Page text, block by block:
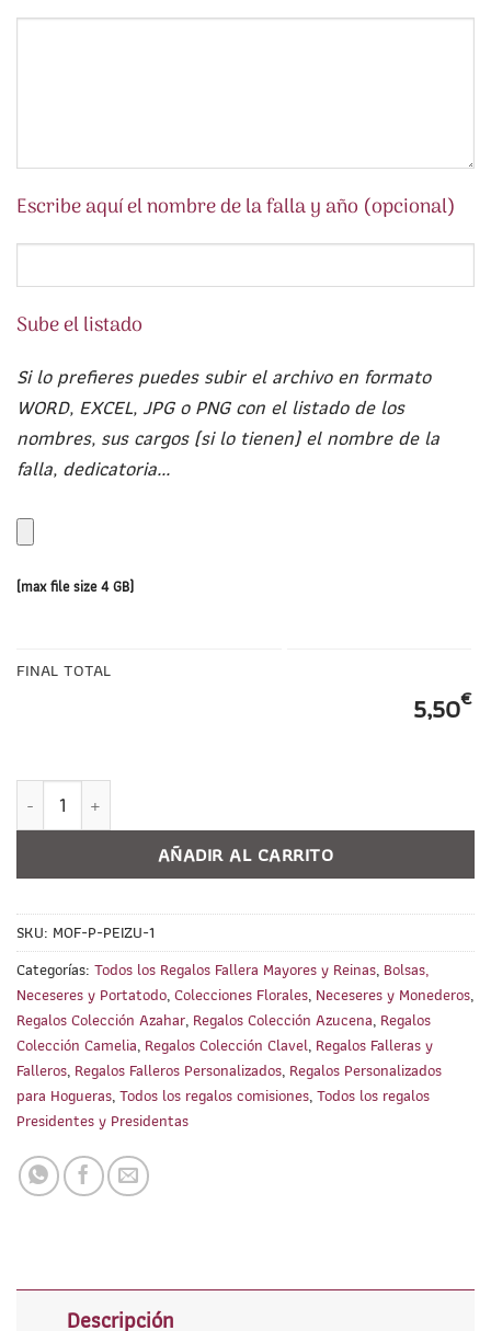
Escribe aquí el nombre de la falla y año (opcional)
Sube el listado
Si lo prefieres puedes subir el archivo en formato
WORD, EXCEL, JPG o PNG con el listado de los
nombres, sus cargos (si lo tienen) el nombre de la
falla, dedicatoria...
(max file size 4 GB)
FINAL TOTAL
5,50€
Monedero fieltro PERSONALIZADO. Colecciones Florales
AÑADIR AL CARRITO
SKU: MOF-P-PEIZU-1
Categorías: Todos los Regalos Fallera Mayores y Reinas, Bolsas,
Neceseres y Portatodo,Colecciones Florales, Neceseres y Monederos,
Regalos Colección Azahar, Regalos Colección Azucena, Regalos
Colección Camelia, Regalos Colección Clavel, Regalos Falleras y
Falleros, Regalos Falleros Personalizados, Regalos Personalizados
para Hogueras,Todos los regalos comisiones,Todos los regalos
Presidentes y Presidentas
Descripción